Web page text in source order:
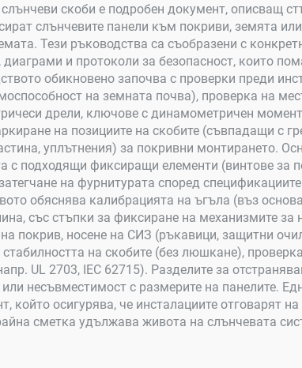
скоби е подробен документ, описващ
слънчевите панели към покриви, земята
Тези ръководства са съобразени с
и протоколи за безопасност, които
обикновено започва с проверки преди
на земната почва), проверка на
дрели, ключове с динамометричен
на позициите на скобите (съвпадащи с
уплътнения) за покривни монтирането.
с подходящи фиксиращи елементи (винтове за
на фурнитурата според
обяснява калибрацията на ъгъла (въз
със стъпки за фиксиране на механизмите
покрив, носене на СИЗ (ръкавици, защитни
на скобите (без люшкане),
UL 2703, IEC 62715). Разделите за
несъвместимост с размерите на панелите.
който осигурява, че инсталациите отговарят
сметка удължава живота на слънчевата